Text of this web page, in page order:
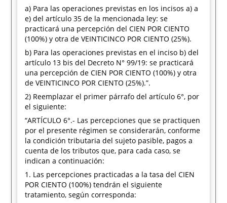
a) Para las operaciones previstas en los incisos a) a
e) del artículo 35 de la mencionada ley: se
practicará una percepción del CIEN POR CIENTO
(100%) y otra de VEINTICINCO POR CIENTO (25%).
b) Para las operaciones previstas en el inciso b) del
artículo 13 bis del Decreto N° 99/19: se practicará
una percepción de CIEN POR CIENTO (100%) y otra
de VEINTICINCO POR CIENTO (25%).”.
2) Reemplazar el primer párrafo del artículo 6°, por
el siguiente:
“ARTÍCULO 6°.- Las percepciones que se practiquen
por el presente régimen se considerarán, conforme
la condición tributaria del sujeto pasible, pagos a
cuenta de los tributos que, para cada caso, se
indican a continuación:
1. Las percepciones practicadas a la tasa del CIEN
POR CIENTO (100%) tendrán el siguiente
tratamiento, según corresponda: